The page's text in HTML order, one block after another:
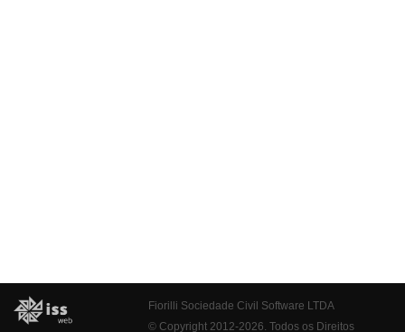
Fiorilli Sociedade Civil Software LTDA
© Copyright 2012-2026. Todos os Direitos